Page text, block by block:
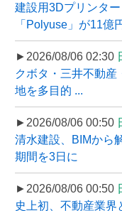
建設用3Dプリンタ
「Polyuse」が11億
►2026/08/06 02:30
クボタ・三井不動
地を多目的 ...
►2026/08/06 00:50
清水建設、BIMから
期間を3日に
►2026/08/06 00:50
史上初、不動産業